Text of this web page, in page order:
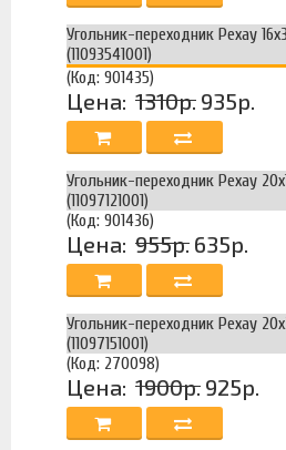
Угольник-переходник Рехау
(11093541001)
(Код: 901435)
Цена: 1310р. 935р.
Угольник-переходник Рехау
(11097121001)
(Код: 901436)
Цена: 955р. 635р.
Угольник-переходник Рехау
(11097151001)
(Код: 270098)
Цена: 1900р. 925р.